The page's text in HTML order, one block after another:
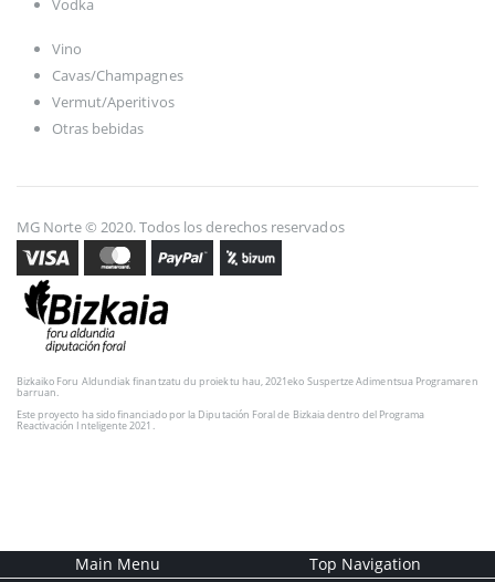
Vodka
Vino
Cavas/Champagnes
Vermut/Aperitivos
Otras bebidas
MG Norte © 2020. Todos los derechos reservados
Bizkaiko Foru Aldundiak finantzatu du proiektu hau, 2021eko Suspertze Adimentsua Programaren
barruan.
Este proyecto ha sido financiado por la Diputación Foral de Bizkaia dentro del Programa
Reactivación Inteligente 2021.
Main Menu
Top Navigation